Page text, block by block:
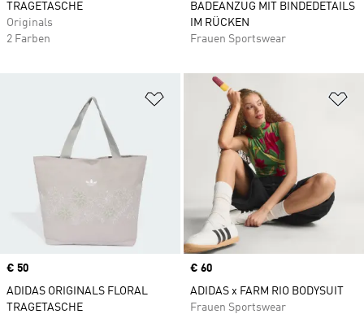
TRAGETASCHE
Originals
2 Farben
BADEANZUG MIT BINDEDETAILS
IM RÜCKEN
Frauen Sportswear
Zur Wunschliste hinzufügen
Price
€ 50
ADIDAS ORIGINALS FLORAL
TRAGETASCHE
Price
€ 60
ADIDAS x FARM RIO BODYSUIT
Frauen Sportswear